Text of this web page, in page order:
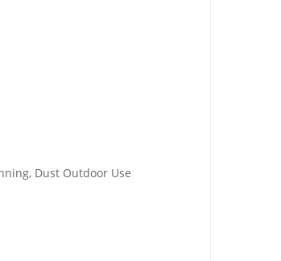
Dust Outdoor Use